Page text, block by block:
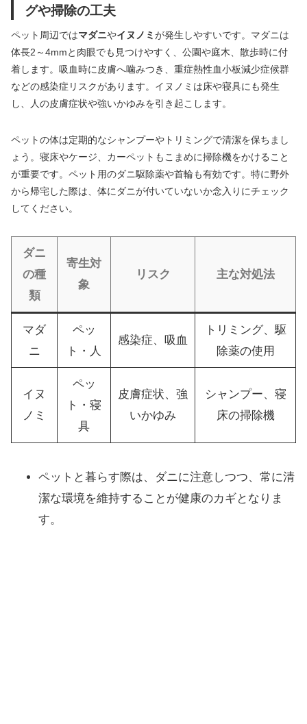
グや掃除の工夫
ペット周辺ではマダニやイヌノミ が発生しやすいです。マダニは
体長2～4mmと肉眼でも見つけやすく、公園や庭木、散歩時に付
着します。吸血時に皮膚へ噛みつき、重症熱性血小板減少症候群
などの感染症リスクがあります。イヌノミは床や寝具にも発生
し、人の皮膚症状や強いかゆみを引き起こします。
ペットの体は定期的なシャンプーやトリミングで清潔を保ちまし
ょう。寝床やケージ、カーペットもこまめに掃除機をかけること
が重要です。ペット用のダニ駆除薬や首輪も有効です。特に野外
から帰宅した際は、体にダニが付いていないか念入りにチェック
してください。
ダニ
の種
類
寄生対
象
リスク 主な対処法
マダ
ニ
ペッ
ト・人
感染症、吸血
トリミング、駆
除薬の使用
イヌ
ノミ
ペッ
ト・寝
具
皮膚症状、強
いかゆみ
シャンプー、寝
床の掃除機
ペットと暮らす際は、ダニに注意しつつ、常に清
潔な環境を維持することが健康のカギとなりま
す。